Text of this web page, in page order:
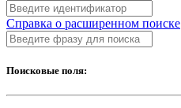
Справка о расширенном поиске
Поисковые поля: